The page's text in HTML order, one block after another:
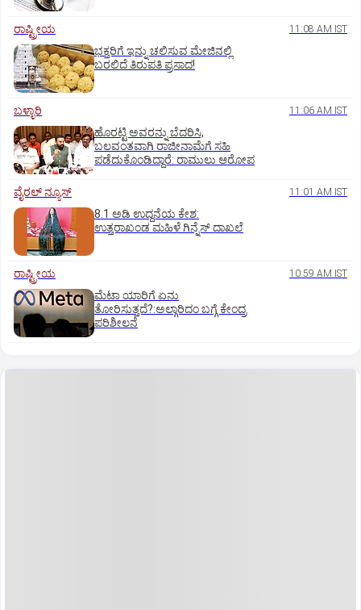
ರಾಷ್ಟ್ರೀಯ 11:08 AM IST
ಭಕ್ತರಿಗೆ ಇನ್ನು ಚಲಿಸುವ ಮೇಜಿನಲ್ಲಿ
ಬರಲಿದೆ ತಿರುಪತಿ ಪ್ರಸಾದ!
ಬಳ್ಳಾರಿ 11:06 AM IST
ಹೊರಟ್ಟಿ ಅವರನ್ನು ಬೆದರಿಸಿ,
ಬಲವಂತವಾಗಿ ರಾಜೀನಾಮೆಗೆ ಸಹಿ
ಪಡೆದುಕೊಂಡಿದ್ದಾರೆ: ರಾಮುಲು ಆರೋಪ
ವೈರಲ್ ನ್ಯೂಸ್ 11:01 AM IST
8.1 ಅಡಿ ಉದ್ದನೆಯ ಕೇಶ:
ಉತ್ತರಾಖಂಡ ಮಹಿಳೆ ಗಿನ್ನೆಸ್‌ ದಾಖಲೆ
ರಾಷ್ಟ್ರೀಯ 10:59 AM IST
ಮೆಟಾ ಯಾರಿಗೆ ಏನು
ತೋರಿಸುತ್ತದೆ?:ಅಲ್ಗಾರಿದಂ ಬಗ್ಗೆ ಕೇಂದ್ರ
ಪರಿಶೀಲನೆ